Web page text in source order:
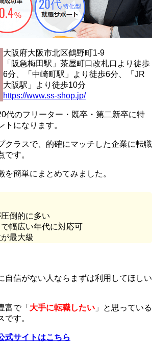
大阪府大阪市北区鶴野町1-9
「阪急梅田駅」茶屋町口改札口より徒歩
6分、「中崎町駅」より徒歩6分、「JR
大阪駅」より徒歩10分
https://www.ss-shop.jp/
代のフリーター・既卒・第二新卒に特
になります。
クラスで、的確にマッチした企業に転職
です。
簡単にまとめてみました。
倒的に多い
幅広い年代に対応可
最大級
自信がない人ならまずは利用してほしい
富で「 大手に転職したい 」と思っている
す。
式サイトはこちら